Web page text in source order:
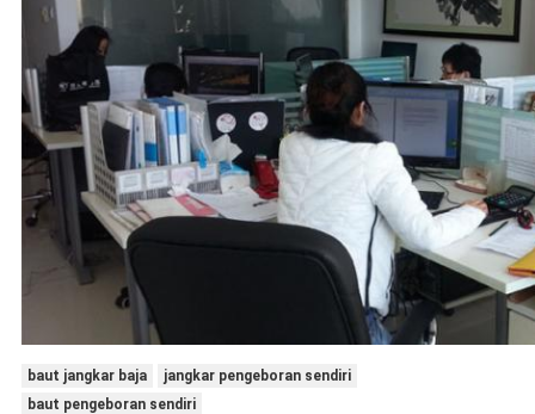
baut jangkar baja
jangkar pengeboran sendiri
baut pengeboran sendiri